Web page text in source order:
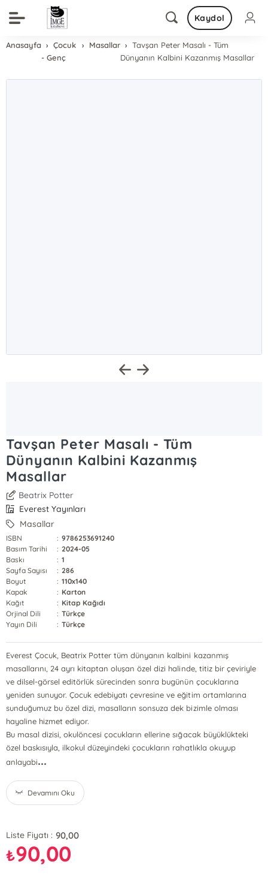
Kaydol
Anasayfa
Çocuk
- Genç
Masallar
Tavşan Peter Masalı - Tüm
Dünyanın Kalbini Kazanmış Masallar
Tavşan Peter Masalı - Tüm
Dünyanın Kalbini Kazanmış
Masallar
Beatrix Potter
Everest Yayınları
Masallar
ISBN : 9786253691240
Basım Tarihi
: 2024-05
Baskı
: 1
Sayfa Sayısı
: 286
Boyut
: 110x140
Kapak
: Karton
Kağıt
: Kitap Kağıdı
Orjinal Dili
: Türkçe
Yayın Dili
: Türkçe
Everest Çocuk, Beatrix Potter tüm dünyanın kalbini kazanmış
masallarını, 24 ayrı kitaptan oluşan özel dizi halinde, titiz bir çeviriyle
ve dilsel-görsel editörlük sürecinden sonra bugünün çocuklarına
yeniden sunuyor. Çocuk edebiyatı çevresine ve eğitim ortamlarına
sunduğumuz bu özel dizi, masalların sonsuza dek bizimle olması
hayaline hizmet ediyor.
Bu masal dizisi, okulöncesi çocukların ellerine sığacak büyüklükteki
özel baskısıyla, ilkokul düzeyindeki çocukların rahatlıkla okuyup
anlayabi...
Devamını Oku
Liste Fiyatı : 90,00
₺90,00